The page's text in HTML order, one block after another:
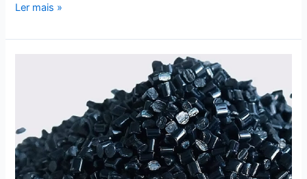
Ler mais »
de
Isolamento
Térmico
de